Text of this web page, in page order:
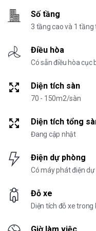
Số tầng
3 tầng cao và 1 tầng
Điều hòa
Có sẵn điều hòa cục
Diện tích sàn
70 - 150m2/sàn
Diện tích tổng
Đang cập nhật
Điện dự phòng
Có máy phát điện
Đỗ xe
Diện tích đỗ xe trong